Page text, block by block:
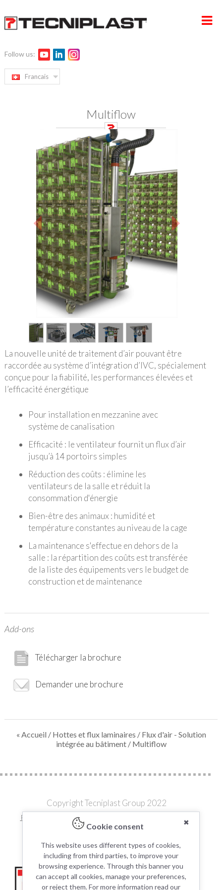
ACCUEIL
SERVICE ET GESTION DES PROJETS
DÉVELOPPEMENT DURABLE
CONTACTS
Follow us:
Francais
Multiflow
La nouvelle unité de traitement d’air pouvant être
raccordée au système d’intégration d’IVC, spécialement
conçue pour la fiabilité, les performances élevées et
l’efficacité énergétique
Pour installation en mezzanine avec
système de canalisation
Efficacité : le ventilateur fournit un flux d’air
jusqu’à 14 portoirs simples
Réduction des coûts : élimine les
ventilateurs de la salle et réduit la
consommation d'énergie
Bien-être des animaux : humidité et
température constantes au niveau de la cage
La maintenance s'effectue en dehors de la
salle : la répartition des coûts est transférée
de la liste des équipements vers le budget de
construction et de maintenance
Add-ons
Télécharger la brochure
Demander une brochure
« Accueil / Hottes et flux laminaires / Flux d'air - Solution
intégrée au bâtiment/ Multiflow
Copyright Tecniplast Group 2022
Privacy and Cookie Policies
C.F. e P.IVA 00211030127 | REA: 49171
✖
Cookie consent
This website uses different types of cookies,
including from third parties, to improve your
browsing experience. Through this banner you
can accept all cookies, manage your preferences,
or reject them. For more information read our